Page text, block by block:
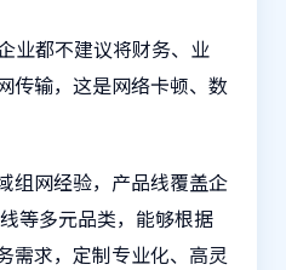
业都不建议将财务、业
传输，这是网络卡顿、数
组网经验，产品线覆盖企
等多元品类，能够根据
需求，定制专业化、高灵